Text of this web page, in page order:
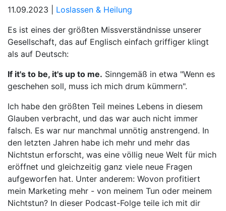
11.09.2023 | Loslassen & Heilung
Es ist eines der größten Missverständnisse unserer
Gesellschaft, das auf Englisch einfach griffiger klingt
als auf Deutsch:
If it's to be, it's up to me. Sinngemäß in etwa "Wenn es
geschehen soll, muss ich mich drum kümmern".
Ich habe den größten Teil meines Lebens in diesem
Glauben verbracht, und das war auch nicht immer
falsch. Es war nur manchmal unnötig anstrengend. In
den letzten Jahren habe ich mehr und mehr das
Nichtstun erforscht, was eine völlig neue Welt für mich
eröffnet und gleichzeitig ganz viele neue Fragen
aufgeworfen hat. Unter anderem: Wovon profitiert
mein Marketing mehr - von meinem Tun oder meinem
Nichtstun? In dieser Podcast-Folge teile ich mit dir